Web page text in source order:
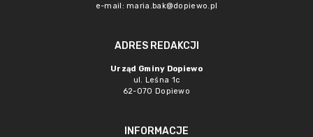
e-mail: maria.bak@dopiewo.pl
ADRES REDAKCJI
Urząd Gminy Dopiewo
ul. Leśna 1c
62-070 Dopiewo
INFORMACJE